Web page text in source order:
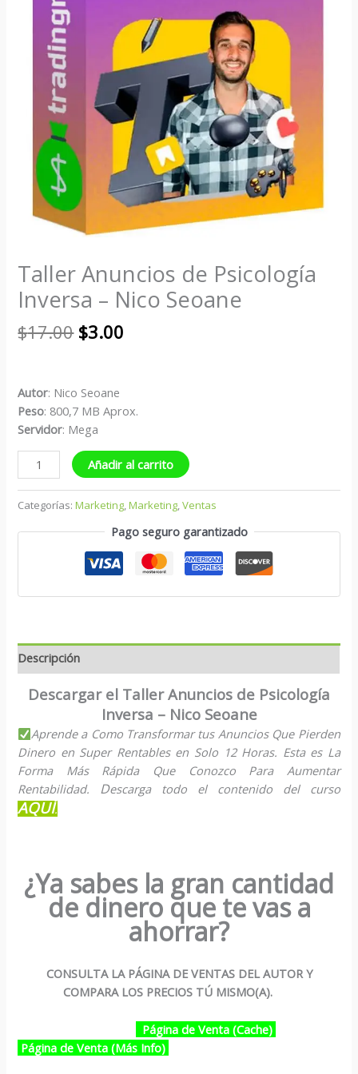
Taller Anuncios de Psicología
Inversa – Nico Seoane
$17.00 $3.00
Autor: Nico Seoane
Peso: 800,7 MB Aprox.
Servidor: Mega
Añadir al carrito
Categorías:Marketing,Marketing,Ventas
Pago seguro garantizado
Descripción
Descargar el Taller Anuncios de Psicología
Inversa – Nico Seoane
Aprende a Como Transformar tus Anuncios Que Pierden
Dinero en Super Rentables en Solo 12 Horas. Esta es La
Forma Más Rápida Que Conozco Para Aumentar
Rentabilidad. Descarga todo el contenido del curso
AQUÍ.
¿Ya sabes la gran cantidad
de dinero que te vas a
ahorrar?
CONSULTA LA PÁGINA DE VENTAS DEL AUTOR Y
COMPARA LOS PRECIOS TÚ MISMO(A).
Página de Venta (Cache)
Página de Venta (Más Info)